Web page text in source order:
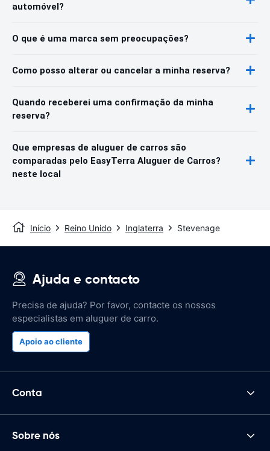
automóvel?
O que é uma marca sem preocupações?
Como posso alterar ou cancelar a minha reserva?
Quando receberei uma confirmação da minha
reserva?
Que empresas de aluguer de carros são
comparadas pelo EasyTerra Aluguer de Carros?
neste local
Início Reino Unido Inglaterra Stevenage
Ajuda e contacto
Precisa de ajuda? Por favor, contacte os nossos
especialistas em aluguer de carro.
Apoio ao cliente
Conta
Sobre nós